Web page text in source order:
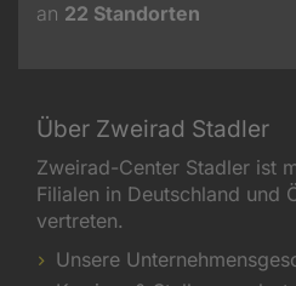
an 22 Standorten
Über Zweirad Stadler
Zweirad-Center Stadler ist
Filialen in Deutschland und
vertreten.
Unsere